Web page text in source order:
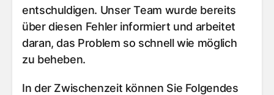
entschuldigen. Unser Team wurde bereits
über diesen Fehler informiert und arbeitet
daran, das Problem so schnell wie möglich
zu beheben.
In der Zwischenzeit können Sie Folgendes